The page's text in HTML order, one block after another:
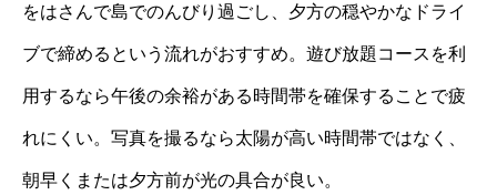
をはさんで島でのんびり過ごし、夕方の穏やかなドライ
ブで締めるという流れがおすすめ。遊び放題コースを利
用するなら午後の余裕がある時間帯を確保することで疲
れにくい。写真を撮るなら太陽が高い時間帯ではなく、
朝早くまたは夕方前が光の具合が良い。